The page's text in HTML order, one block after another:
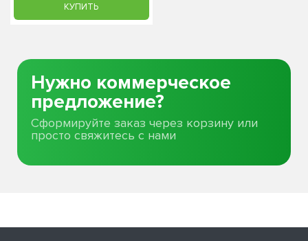
КУПИТЬ
Нужно коммерческое
предложение?
Сформируйте заказ через корзину или
просто свяжитесь с нами